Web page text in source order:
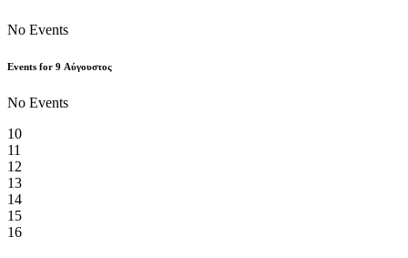
No Events
Events for 9 Αύγουστος
No Events
10
11
12
13
14
15
16